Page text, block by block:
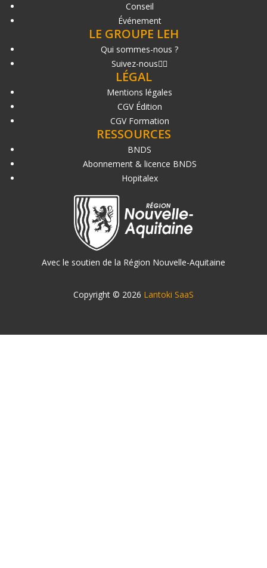
Conseil
Événement
LE GROUPE LEH
Qui sommes-nous ?
Suivez-nous
LÉGAL
Mentions légales
CGV Édition
CGV Formation
RESSOURCES
BNDS
Abonnement & licence BNDS
Hopitalex
Avec le soutien de la Région Nouvelle-Aquitaine
Copyright © 2026 Lantoki SaaS